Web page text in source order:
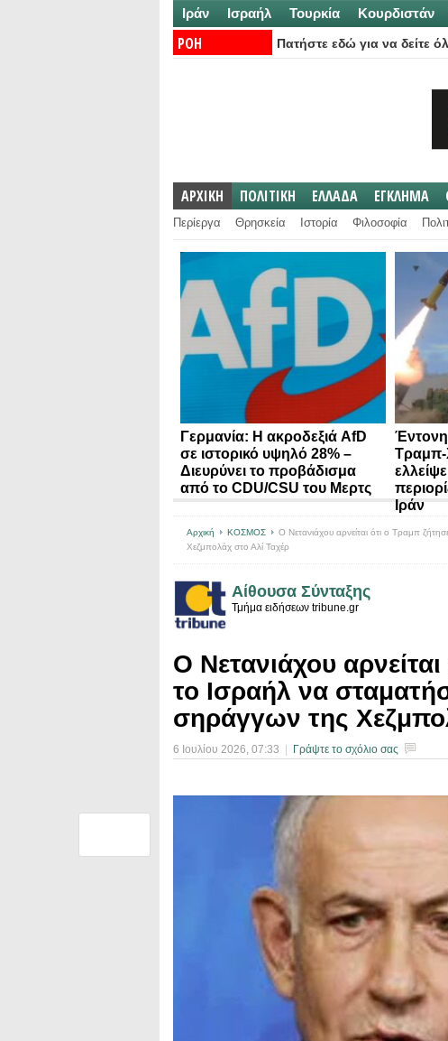
Ιράν Ισραήλ Τουρκία Κουρδιστάν
ΡΟΗ
Πατήστε εδώ για να δείτε
ΑΡΧΙΚΗ ΠΟΛΙΤΙΚΗ ΕΛΛΑΔΑ ΕΓΚΛΗΜΑ
Περίεργα Θρησκεία Ιστορία Φιλοσοφία
Γερμανία: Η ακροδεξιά AfD
σε ιστορικό υψηλό 28% –
Διευρύνει το προβάδισμα
από το CDU/CSU του Μερτς
Τραμπ-
Ιράν
Αρχική ΚΟΣΜΟΣ
Ο Νετανιάχου αρνείται ότι ο Τραμπ
Χεζμπολάχ στο Αλί Ταχέρ
Αίθουσα Σύνταξης
Τμήμα ειδήσεων tribune.gr
Ο Νετανιάχου
το Ισραήλ να
σηράγγων της
6 Ιουλίου 2026, 07:33 Γράψτε το σχόλιο σας